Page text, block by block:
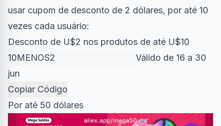
usar cupom de desconto de 2 dólares, por até 10
vezes cada usuário:
Desconto de U$2 nos produtos de até U$10
Válido de 16 a 30
jun
Copiar Código
Por até 50 dólares